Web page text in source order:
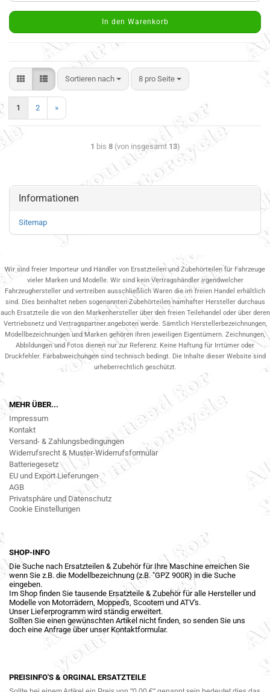
In den Warenkorb
Sortieren nach 8 pro Seite
1 2 »
1 bis 8(von insgesamt 13)
Informationen
Sitemap
Wir sind freier Importeur und Händler von Ersatzteilen und Zubehörteilen für Fahrzeuge
vieler Marken und Modelle. Wir sind kein Vertragshändler irgendwelcher
Fahrzeughersteller und vertreiben ausschließlich Waren die im freien Handel erhältlich
sind. Dies beinhaltet neben sogenannten Zubehörteilen namhafter Hersteller durchaus
auch Ersatzteile die von den Markenhersteller über den freien Teilehandel oder über deren
Vertriebsnetz und Vertragspartner.angeboten werde. Sämtlich Herstellerbezeichnungen,
Modellbezeichnungen und Marken gehören ihren jeweiligen Eigentümern. Zeichnungen,
Abbildungen und Fotos dienen nur zur Referenz. Keine Haftung für Irrtümer oder
Druckfehler. Farbabweichungen sind technisch bedingt. Die Inhalte dieser Website sind
urheberrechtlich geschützt.
MEHR ÜBER...
Impressum
Kontakt
Versand- & Zahlungsbedingungen
Widerrufsrecht & Muster-Widerrufsformular
Batteriegesetz
EU und Export Lieferungen
AGB
Privatsphäre und Datenschutz
Cookie Einstellungen
SHOP-INFO
Die Suche nach Ersatzteilen & Zubehör für Ihre Maschine erreichen Sie
wenn Sie z.B. die Modellbezeichnung (z.B. "GPZ 900R) in die Suche
eingeben.
Im Shop finden Sie tausende Ersatzteile & Zubehör für alle Hersteller und
Modelle von Motorrädern, Mopped's, Scootern und ATV's.
Unser Lieferprogramm wird ständig erweitert.
Sollten Sie einen gewünschten Artikel nicht finden, so senden Sie uns
doch eine Anfrage über unser Kontaktformular.
PREISINFO'S & ORGINAL ERSATZTEILE